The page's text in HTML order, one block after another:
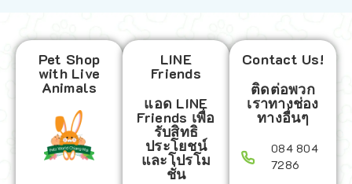
Pet Shop
with Live
Animals
LINE
Friends
แอด LINE
Friends เพื่อ
รับสิทธิ
ประโยชน์
และโปรโม
ชั่น
Contact Us!
ติดต่อพวก
เราทางช่อง
ทางอื่นๆ
084 804
7286